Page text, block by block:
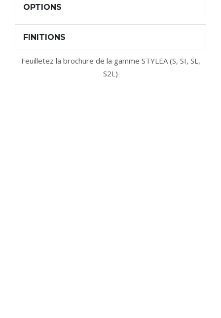
OPTIONS
FINITIONS
Feuilletez la brochure de la gamme STYLEA (S, SI, SL,
S2L)